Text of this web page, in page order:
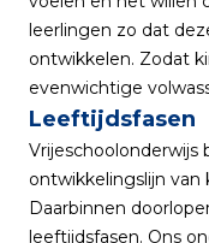
leerlingen zo dat
ontwikkelen. Zodat
evenwichtige
Leeftijdsfasen
Vrijeschoolonderwijs
ontwikkelingslijn van
Daarbinnen
leeftijdsfasen. Ons